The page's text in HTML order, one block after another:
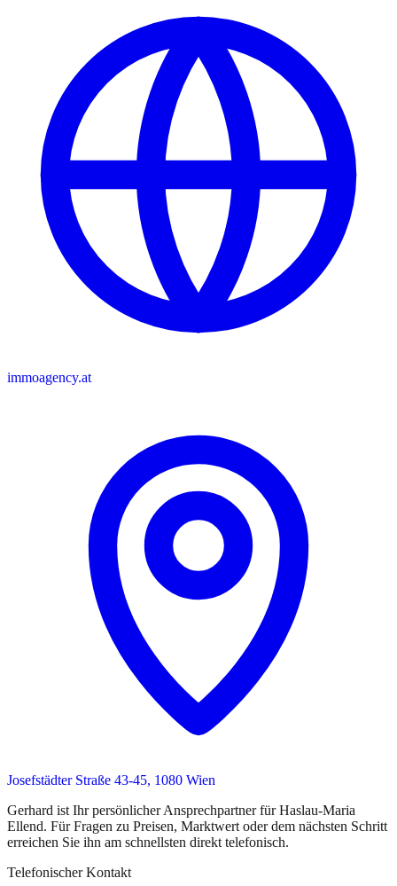
immoagency.at
Josefstädter Straße 43-45, 1080 Wien
Gerhard ist Ihr persönlicher Ansprechpartnerfür Haslau-Maria
Ellend. Für Fragen zu Preisen, Marktwert oder dem nächsten Schritt
erreichen Sie ihn am schnellsten direkt telefonisch.
Telefonischer Kontakt